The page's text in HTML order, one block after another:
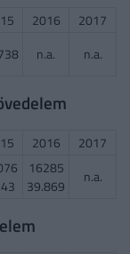
2016
2017
n.a. n.a.
2016
2017
16285
39.869
n.a.